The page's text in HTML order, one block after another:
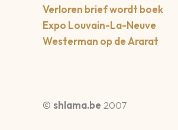
Verloren brief wordt boek
Expo Louvain-La-Neuve
Westerman op de Ararat
© shlama.be 2007